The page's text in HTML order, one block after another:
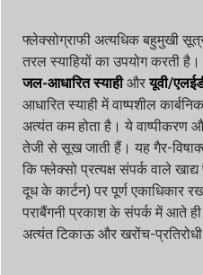
फ्लेक्सोग्राफी अत्यधिक बहुमुखी
तरल स्याहियों का उपयोग करती
जल-आधारित स्याहीऔरयूवी/
आधारित स्याही में वाष्पशील
अत्यंत कम होता है। ये वाष्पीकरण
तेजी से सूख जाती हैं। यह गैर-
कि फ्लेक्सो प्रत्यक्ष संपर्क वाले
दूध के कार्टन) पर पूर्ण एकाधिकार
पराबैंगनी प्रकाश के संपर्क में आते
अत्यंत टिकाऊ और खरोंच-प्रतिरोधी